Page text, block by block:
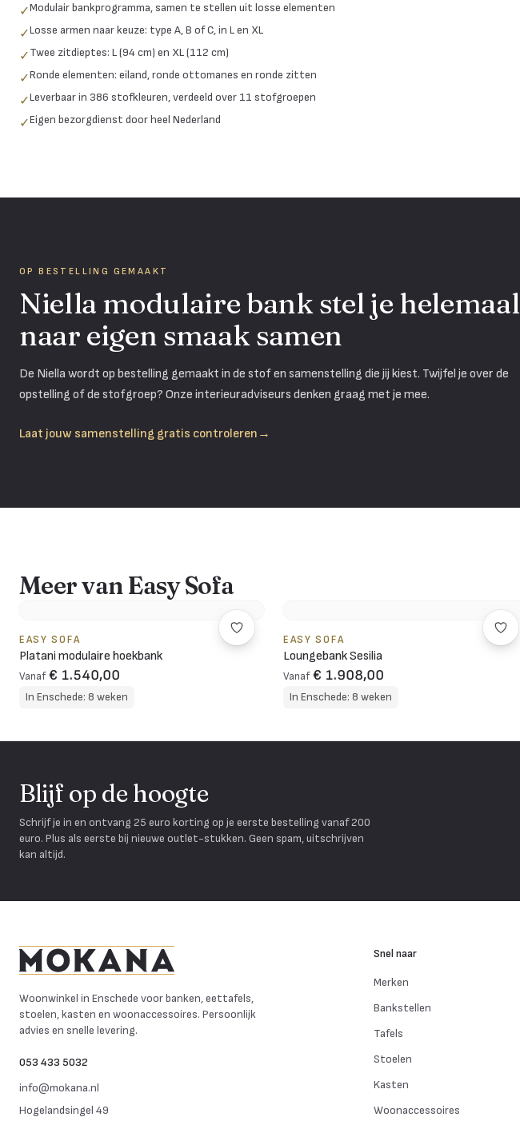
✓Modulair bankprogramma, samen te stellen uit losse elementen
✓Losse armen naar keuze: type A, B of C, in L en XL
✓Twee zitdieptes: L (94 cm) en XL (112 cm)
✓Ronde elementen: eiland, ronde ottomanes en ronde zitten
✓Leverbaar in 386 stofkleuren, verdeeld over 11 stofgroepen
✓Eigen bezorgdienst door heel Nederland
OP BESTELLING GEMAAKT
Niella modulaire bankstel je helemaal
naar eigen smaak samen
De Niella wordt op bestelling gemaakt in de stof en samenstelling die jij kiest. Twijfel je over de
opstelling of de stofgroep? Onze interieuradviseurs denken graag met je mee.
Laat jouw samenstelling gratis controleren →
Meer van Easy Sofa
EASY SOFA
Platani modulaire hoekbank
Vanaf € 1.540,00
In Enschede: 8 weken
EASY SOFA
Loungebank Sesilia
Vanaf € 1.908,00
In Enschede: 8 weken
Blijf op de hoogte
Schrijf je in en ontvang 25 euro korting op je eerste bestelling vanaf 200
euro. Plus als eerste bij nieuwe outlet-stukken. Geen spam, uitschrijven
kan altijd.
Woonwinkel in Enschede voor banken, eettafels,
stoelen, kasten en woonaccessoires. Persoonlijk
advies en snelle levering.
053 433 5032
info@mokana.nl
Hogelandsingel 49
Snel naar
Merken
Bankstellen
Tafels
Stoelen
Kasten
Woonaccessoires